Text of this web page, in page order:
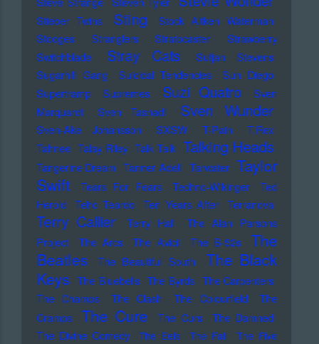
Stieber Twins Sting
Stock Aitken Waterman
Stooges
Stranglers Stratocaster
Strawberry
Switchblade
Stray Cats
Sufjan Stevens
Sugarhill Gang
Suicidal Tendencies
Sun Diego
Supertramp
Supremes Suzi Quatro
Sven
Marquardt
Sven Tasnadi Sven Wunder
Sven-Ake Johansson SXSW T-Pain
T.Rex
Tahnee Talay Riley Talk Talk Talking Heads
Tangerine Dream Tanner Adell Tarwater Taylor
Swift
Tears For Fears Techno-Wikinger
Ted
Herold
Teho Teardo Ten Years After Terranova
Terry Callier Terry Hall
The Alan Parsons
Project
The Arcs The Avicii The B-52s
The
Beatles
The Beautiful South
The Black
Keys The Bluebells The Byrds The Carpenters
The Champs
The Clash The Colourfield
The
Cramps
The Cure The Curs
The Damned
The Divine Comedy
The Eels The Fall
The Five